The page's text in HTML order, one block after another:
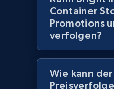
2.1K+ 355+
Amazon products
Title, Seller name,
Container
Promotions
verfolgen?
Wie kann der